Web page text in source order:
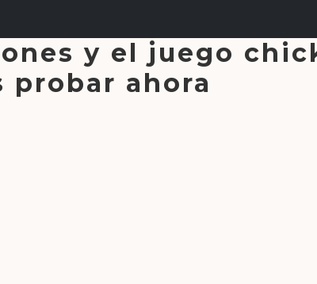
y el juego
ahora